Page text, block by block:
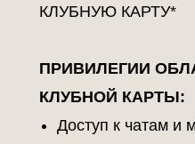
КЛУБНУЮ КАРТУ*
ПРИВИЛЕГИИ
КЛУБНОЙ КАРТЫ:
Доступ к чатам и